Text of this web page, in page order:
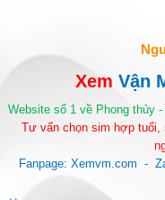
Xem Vận
Website số 1 về Phong thủy
Tư vấn chọn sim hợp tuổi,
Fanpage: Xemvm.com -